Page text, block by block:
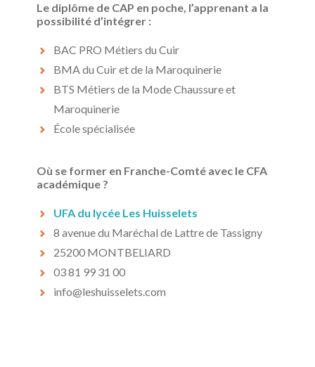
Le diplôme de CAP en poche, l’apprenant a la
possibilité d’intégrer :
BAC PRO Métiers du Cuir
BMA du Cuir et de la Maroquinerie
BTS Métiers de la Mode Chaussure et
Maroquinerie
École spécialisée
Où se former en Franche-Comté avec le CFA
académique ?
UFA du lycée Les Huisselets
8 avenue du Maréchal de Lattre de Tassigny
25200 MONTBELIARD
03 81 99 31 00
info@leshuisselets.com